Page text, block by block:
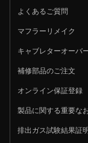
よくあるご質問
マフラーリメイク
キャブレターオーバ
補修部品のご注文
オンライン保証登録
製品に関する重要な
排出ガス試験結果証